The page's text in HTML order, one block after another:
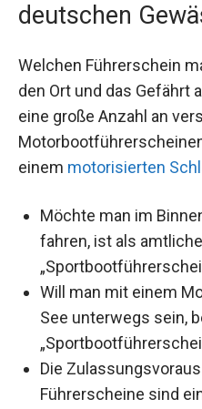
deutschen
Welchen Führerschein
den Ort und das Gefährt
eine große Anzahl an
einem motorisierten
Möchte man im
fahren, ist als
Will man mit einem
See unterwegs sein,
Die
Führerscheine sind